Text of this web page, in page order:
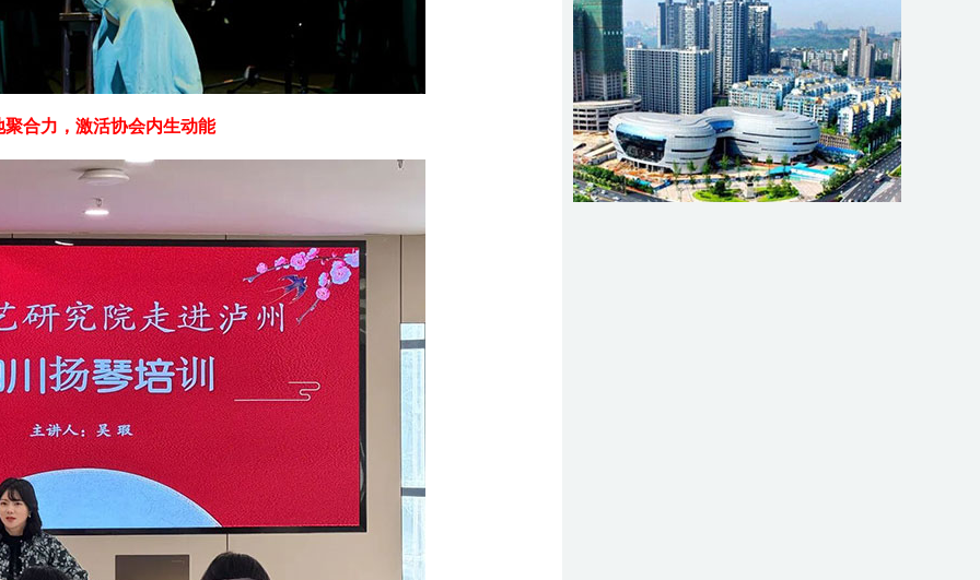
聚合力，激活协会内生动能